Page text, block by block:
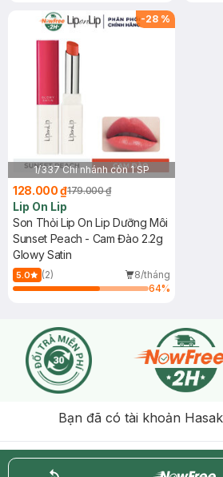
-28 %
1/337 Chi nhánh còn 1 SP
128.000 ₫179.000 ₫
Lip On Lip
Son Thỏi Lip On Lip Dưỡng Môi
Sunset Peach - Cam Đào 2.2g
Glowy Satin
5.0 (2)
8/tháng
64%
Bạn đã có tài khoản